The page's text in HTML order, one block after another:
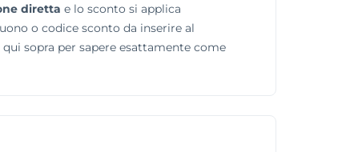
diretta e lo sconto si applica
o codice sconto da inserire al
sopra per sapere esattamente come